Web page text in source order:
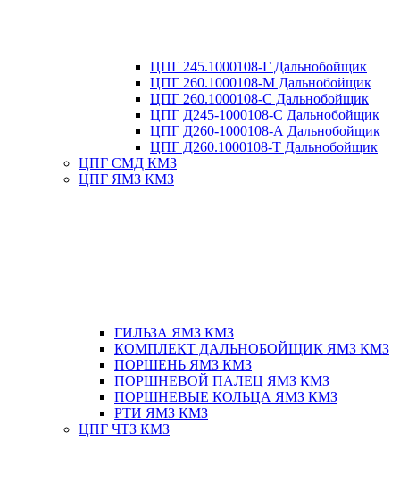
ЦПГ 245.1000108-Г Дальнобойщик
ЦПГ 260.1000108-М Дальнобойщик
ЦПГ 260.1000108-С Дальнобойщик
ЦПГ Д245-1000108-С Дальнобойщик
ЦПГ Д260-1000108-А Дальнобойщик
ЦПГ Д260.1000108-Т Дальнобойщик
ЦПГ СМД КМЗ
ЦПГ ЯМЗ КМЗ
ГИЛЬЗА ЯМЗ КМЗ
КОМПЛЕКТ ДАЛЬНОБОЙЩИК ЯМЗ КМЗ
ПОРШЕНЬ ЯМЗ КМЗ
ПОРШНЕВОЙ ПАЛЕЦ ЯМЗ КМЗ
ПОРШНЕВЫЕ КОЛЬЦА ЯМЗ КМЗ
РТИ ЯМЗ КМЗ
ЦПГ ЧТЗ КМЗ